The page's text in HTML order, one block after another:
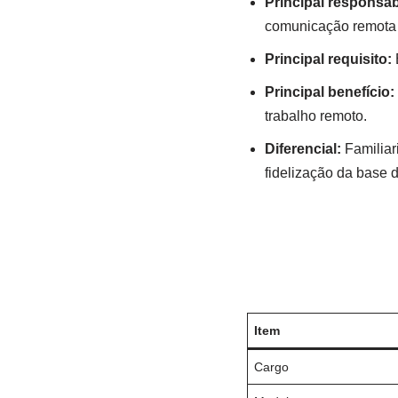
comunicação
Principal requisito:
Principal benefício:
trabalho remoto.
Diferencial:
fidelização da base
Item
Cargo